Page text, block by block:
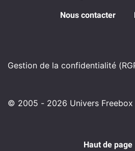
Nous contacter
Gestion de la confidentialité
© 2005 - 2026 Univers Freebox
Haut de page